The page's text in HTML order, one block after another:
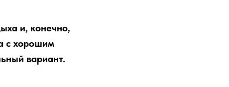
и, конечно,
с хорошим
вариант.